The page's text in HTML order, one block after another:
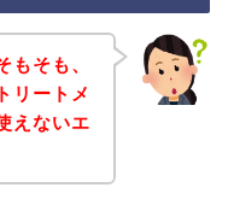
もそも、
リートメ
えないエ